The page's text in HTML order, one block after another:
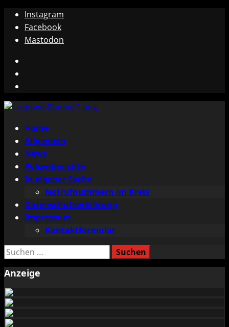
Zum
Inhalt
springen
Instagram
Facebook
Mastodon
Primäres
Menü
Home
Allgemein
News
Polizeiberichte
In eigener Sache
Notrufnummern im Kreis
Datenschutzerklärung
Impressum
Kontaktformular
Suchen
Anzeige